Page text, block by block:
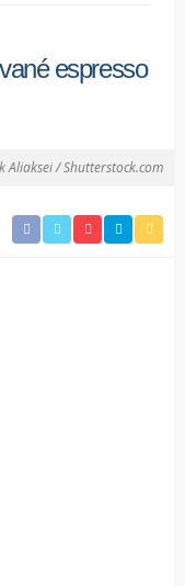
espresso
Aliaksei / Shutterstock.com